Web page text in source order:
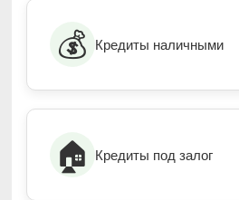
💰 Кредиты наличными
🏠 Кредиты под залог